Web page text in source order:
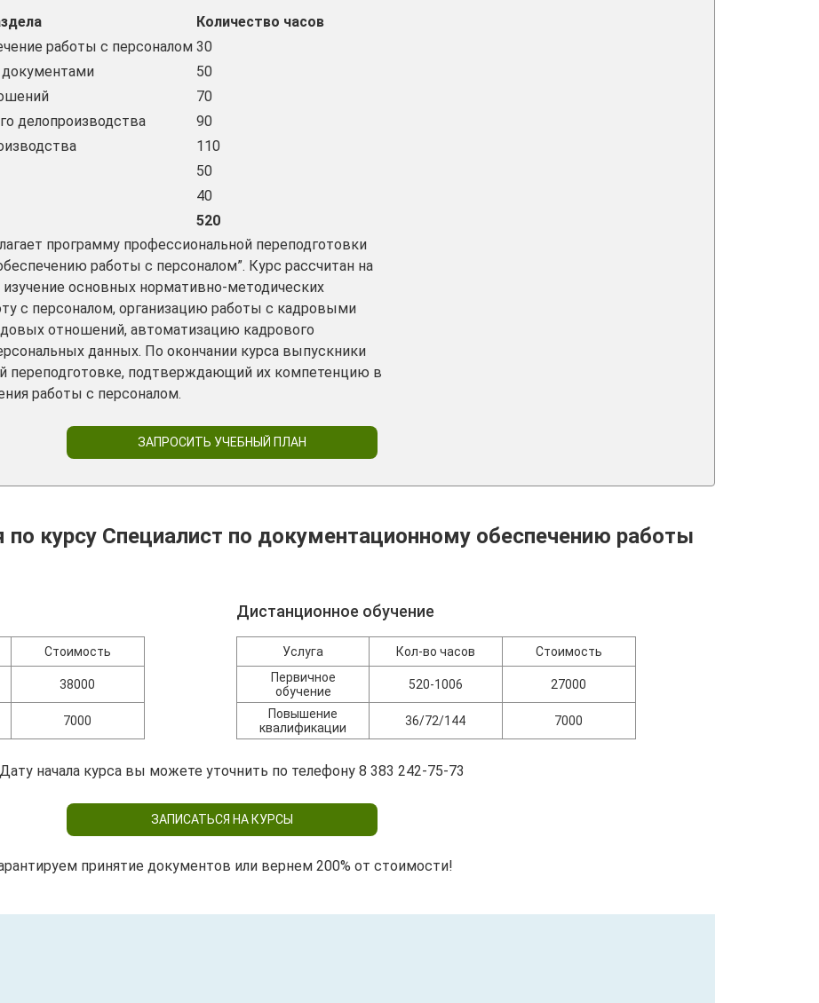
Количество часов
работы с персоналом 30
50
70
делопроизводства
90
110
50
40
520
программу профессиональной переподготовки
работы с персоналом”. Курс рассчитан на
основных нормативно-методических
с персоналом, организацию работы с кадровыми
отношений, автоматизацию кадрового
данных. По окончании курса выпускники
переподготовке, подтверждающий их компетенцию в
работы с персоналом.
ЗАПРОСИТЬ УЧЕБНЫЙ ПЛАН
по курсу Специалист по документационному обеспечению работы
Стоимость
38000
7000
Дистанционное обучение
Услуга Кол-во часов
Стоимость
Первичное
обучение
520-1006 27000
Повышение
квалификации
36/72/144 7000
Дату начала курса вы можете уточнить по телефону 8 383 242-75-73
ЗАПИСАТЬСЯ НА КУРСЫ
принятие документов или вернем 200% от стоимости!